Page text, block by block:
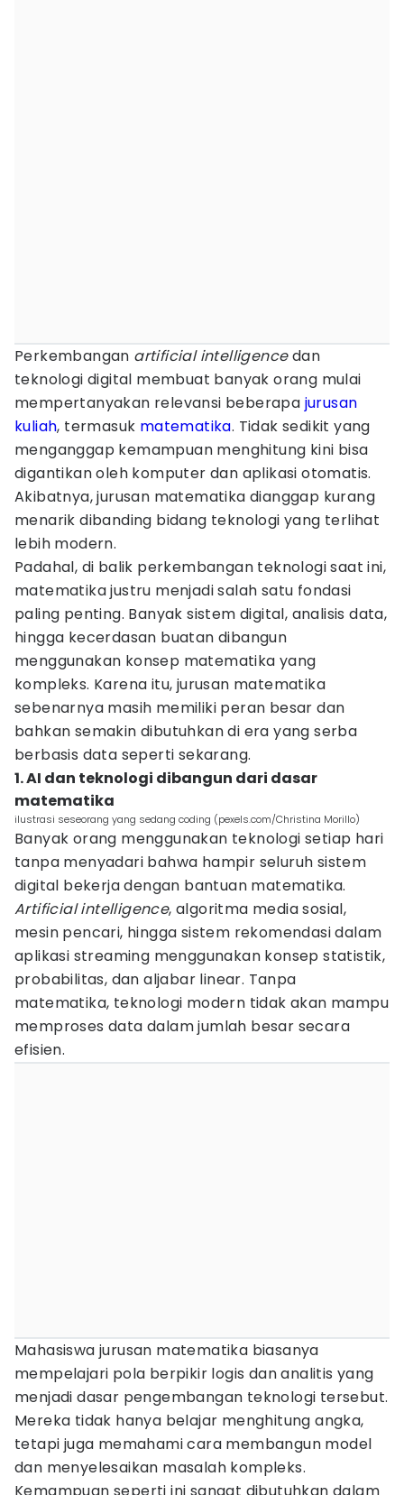
Perkembangan artificial intelligencedan
teknologi digital membuat banyak orang mulai
mempertanyakan relevansi beberapa jurusan
kuliah, termasuk matematika. Tidak sedikit yang
menganggap kemampuan menghitung kini bisa
digantikan oleh komputer dan aplikasi otomatis.
Akibatnya, jurusan matematika dianggap kurang
menarik dibanding bidang teknologi yang terlihat
lebih modern.
Padahal, di balik perkembangan teknologi saat ini,
matematika justru menjadi salah satu fondasi
paling penting. Banyak sistem digital, analisis data,
hingga kecerdasan buatan dibangun
menggunakan konsep matematika yang
kompleks. Karena itu, jurusan matematika
sebenarnya masih memiliki peran besar dan
bahkan semakin dibutuhkan di era yang serba
berbasis data seperti sekarang.
1. AI dan teknologi dibangun dari dasar
matematika
ilustrasi seseorang yang sedang coding (pexels.com/Christina Morillo)
Banyak orang menggunakan teknologi setiap hari
tanpa menyadari bahwa hampir seluruh sistem
digital bekerja dengan bantuan matematika.
Artificial intelligence, algoritma media sosial,
mesin pencari, hingga sistem rekomendasi dalam
aplikasi streaming menggunakan konsep statistik,
probabilitas, dan aljabar linear. Tanpa
matematika, teknologi modern tidak akan mampu
memproses data dalam jumlah besar secara
efisien.
Mahasiswa jurusan matematika biasanya
mempelajari pola berpikir logis dan analitis yang
menjadi dasar pengembangan teknologi tersebut.
Mereka tidak hanya belajar menghitung angka,
tetapi juga memahami cara membangun model
dan menyelesaikan masalah kompleks.